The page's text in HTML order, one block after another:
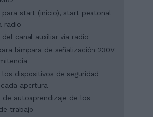
para start (inicio), start peatonal
radio
del canal auxiliar vía radio
lámpara de señalización 230V
los dispositivos de seguridad
apertura
de autoaprendizaje de los
trabajo